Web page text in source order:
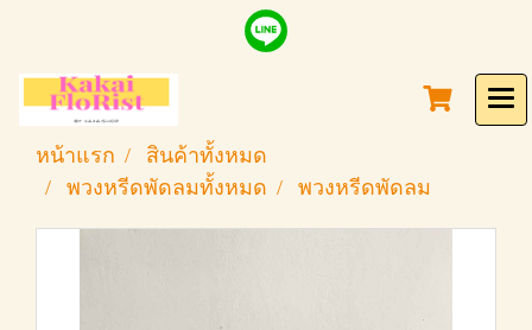
หน้าแรก
สินค้าทั้งหมด
พวงหรีดพัดลมทั้งหมด
พวงหรีดพัดลม